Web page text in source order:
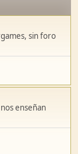
sin foro
enseñan